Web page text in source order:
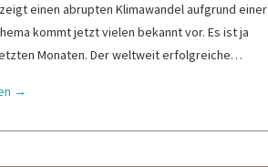
einen abrupten Klimawandel aufgrund einer
kommt jetzt vielen bekannt vor. Es ist ja
Monaten. Der weltweit erfolgreiche…
→